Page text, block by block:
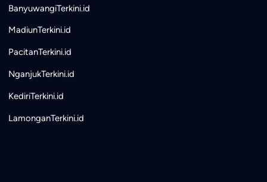
BanyuwangiTerkini.id
MadiunTerkini.id
PacitanTerkini.id
NganjukTerkini.id
KediriTerkini.id
LamonganTerkini.id